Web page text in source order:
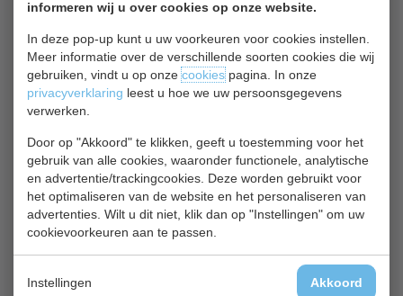
informeren wij u over cookies op onze website.
In deze pop-up kunt u uw voorkeuren voor cookies instellen.
Meer informatie over de verschillende soorten cookies die wij
gebruiken, vindt u op onzecookiespagina. In onze
privacyverklaring leest u hoe we uw persoonsgegevens
verwerken.
Door op "Akkoord" te klikken, geeft u toestemming voor het
gebruik van alle cookies, waaronder functionele, analytische
en advertentie/trackingcookies. Deze worden gebruikt voor
het optimaliseren van de website en het personaliseren van
advertenties. Wilt u dit niet, klik dan op "Instellingen" om uw
cookievoorkeuren aan te passen.
Instellingen Akkoord
€ 98,00
€ 92,00
Messen bekijken
Wusthof DN913
Santokumes | gesmeed uit één stuk staal | lengte 16,5 cm
€ 110,00
€ 98,00
Messen bekijken